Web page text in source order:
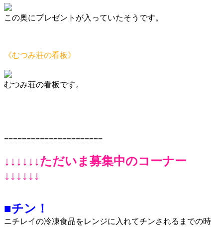
この奥にプレゼントが入っていたそうです。
《むつみ荘の看板》
むつみ荘の看板です。
======================
↓↓↓↓↓↓ただいま募集中のコーナー
↓↓↓↓↓↓
■チン！
ニチレイの冷凍食品をレンジに入れてチンされるまでの時